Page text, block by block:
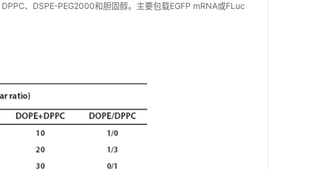
、DSPE-PEG2000和胆固醇。主要包载EGFP mRNA或FLuc